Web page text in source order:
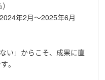
年2月〜2025年6月
い」からこそ、成果に直
。